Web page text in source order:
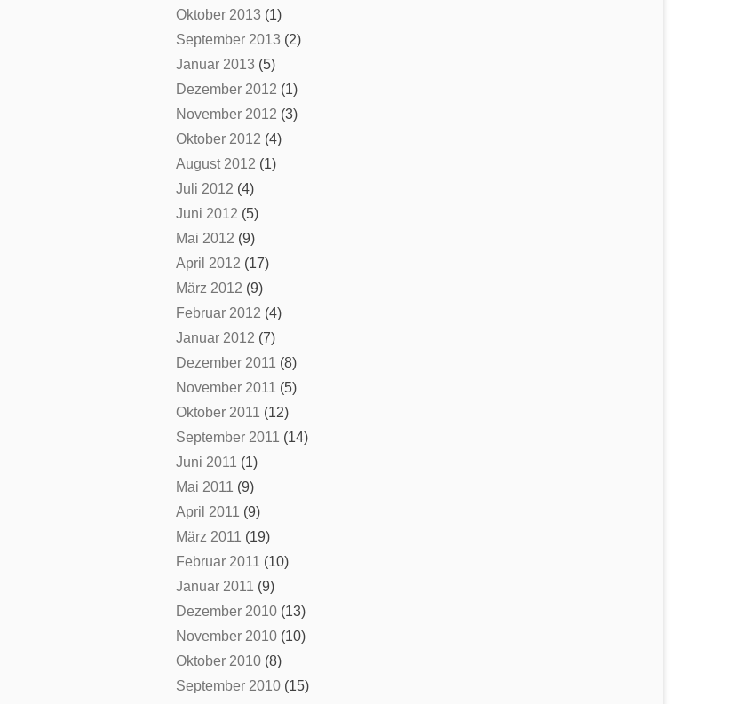
Oktober 2013 (1)
September 2013 (2)
Januar 2013 (5)
Dezember 2012 (1)
November 2012 (3)
Oktober 2012 (4)
August 2012 (1)
Juli 2012 (4)
Juni 2012 (5)
Mai 2012 (9)
April 2012 (17)
März 2012 (9)
Februar 2012 (4)
Januar 2012 (7)
Dezember 2011 (8)
November 2011 (5)
Oktober 2011 (12)
September 2011 (14)
Juni 2011 (1)
Mai 2011 (9)
April 2011 (9)
März 2011 (19)
Februar 2011 (10)
Januar 2011 (9)
Dezember 2010(13)
November 2010(10)
Oktober 2010(8)
September 2010(15)